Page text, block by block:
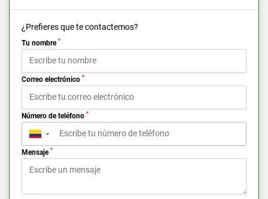
¿Prefieres que te contactemos?
Tu nombre *
Correo electrónico *
Número de teléfono *
▼
Mensaje *